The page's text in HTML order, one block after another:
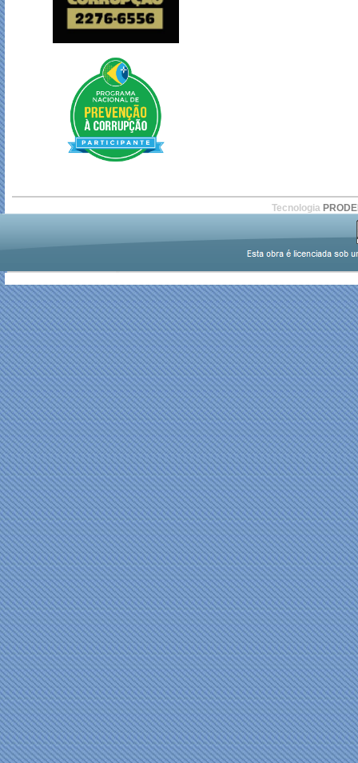
Tecnologia